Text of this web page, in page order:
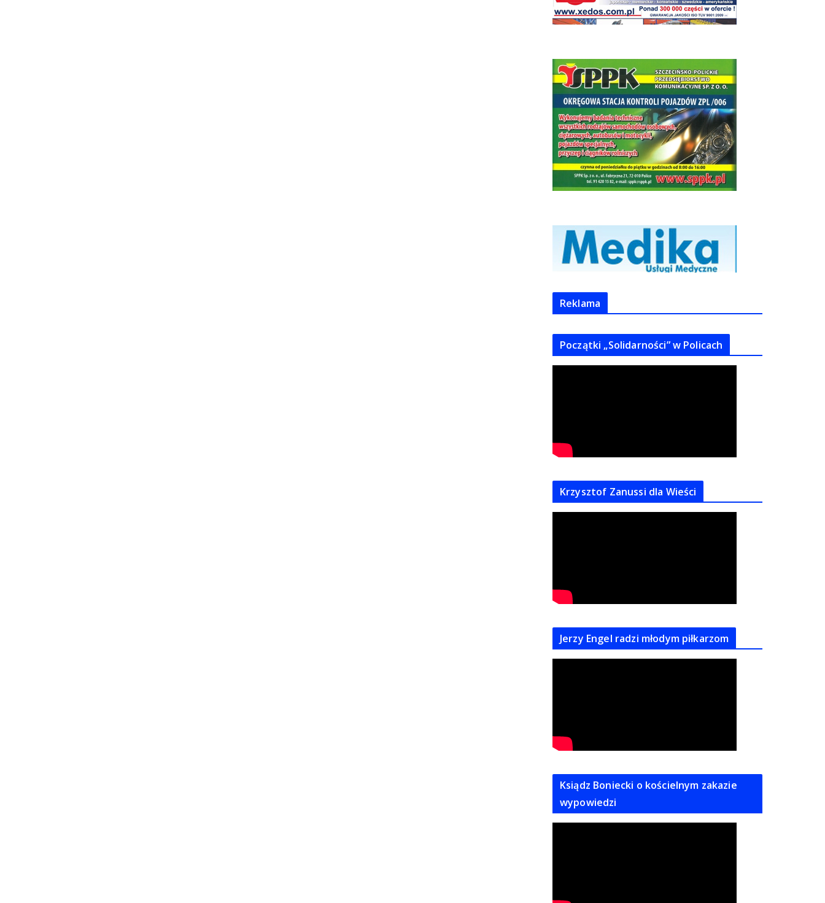
Reklama
Początki „Solidarności” w Policach
Krzysztof Zanussi dla Wieści
Jerzy Engel radzi młodym piłkarzom
Ksiądz Boniecki o kościelnym zakazie
wypowiedzi